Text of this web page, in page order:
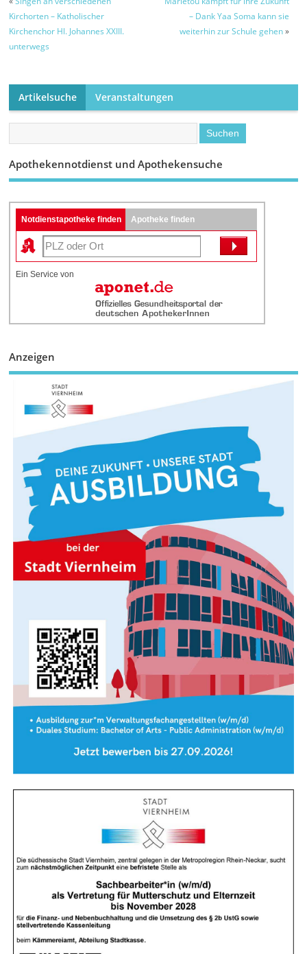
Kirchorten – Katholischer
Kirchenchor Hl. Johannes XXIII.
unterwegs
– Dank Yaa Soma kann sie
weiterhin zur Schule gehen»
Artikelsuche Veranstaltungen
Apothekennotdienst und Apothekensuche
Notdienstapotheke finden Apotheke finden
Ein Service von
Anzeigen